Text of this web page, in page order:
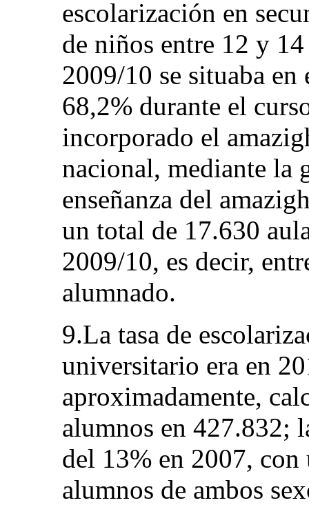
escolarización en
de niños entre 12 y
2009/10 se situaba
68,2% durante el
incorporado el
nacional, mediante la
enseñanza del
un total de 17.630
2009/10, es decir,
alumnado.
9.La tasa de
universitario era en
aproximadamente,
alumnos en 427.832;
del 13% en 2007,
alumnos de ambos